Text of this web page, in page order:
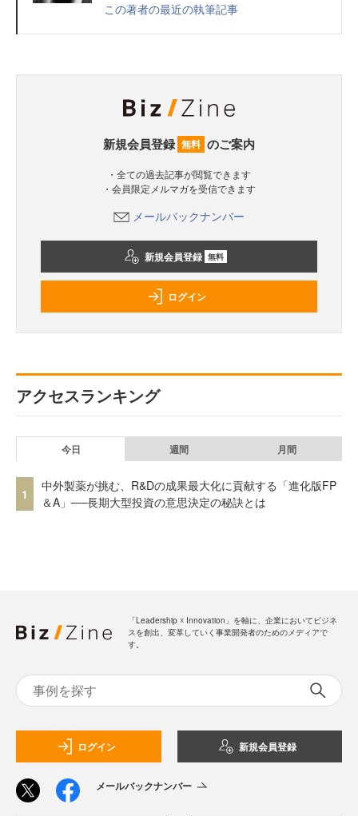
この著者の最近の執筆記事
新規会員登録 無料 のご案内
・全ての過去記事が閲覧できます
・会員限定メルマガを受信できます
メールバックナンバー
新規会員登録 無料
ログイン
アクセスランキング
今日 週間 月間
1
中外製薬が挑む、R&Dの成果最大化に貢献する「進化版FP
＆A」──長期大型投資の意思決定の秘訣とは
「Leadership ☓ Innovation」を軸に、企業においてビジネ
スを創出、変革していく事業開発者のためのメディアで
す。
ログイン 新規会員登録
メールバックナンバー